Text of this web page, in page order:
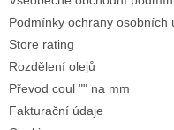
Podmínky ochrany osobních
Store rating
Rozdělení olejů
Převod coul "" na mm
Fakturační údaje